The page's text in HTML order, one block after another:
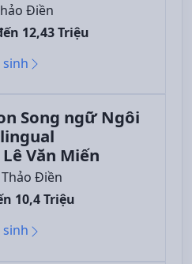
Điền
12,43 Triệu
Song ngữ Ngôi
Văn Miến
Thảo Điền
10,4 Triệu